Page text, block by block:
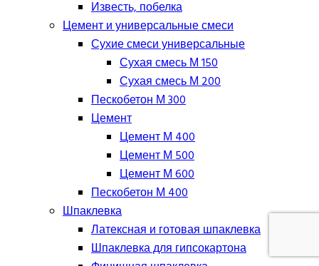
Известь, побелка
Цемент и универсальные смеси
Сухие смеси универсальные
Сухая смесь М 150
Сухая смесь М 200
Пескобетон М 300
Цемент
Цемент М 400
Цемент М 500
Цемент М 600
Пескобетон М 400
Шпаклевка
Латексная и готовая шпаклевка
Шпаклевка для гипсокартона